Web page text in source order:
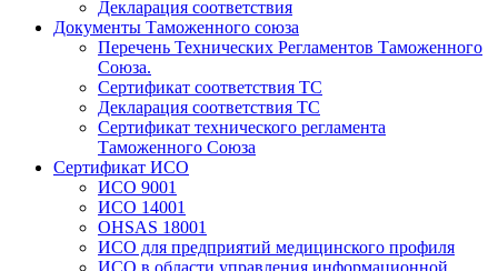
Декларация соответствия
Документы Таможенного союза
Перечень Технических Регламентов Таможенного
Союза.
Сертификат соответствия ТС
Декларация соответствия ТС
Сертификат технического регламента
Таможенного Союза
Сертификат ИСО
ИСО 9001
ИСО 14001
OHSAS 18001
ИСО для предприятий медицинского профиля